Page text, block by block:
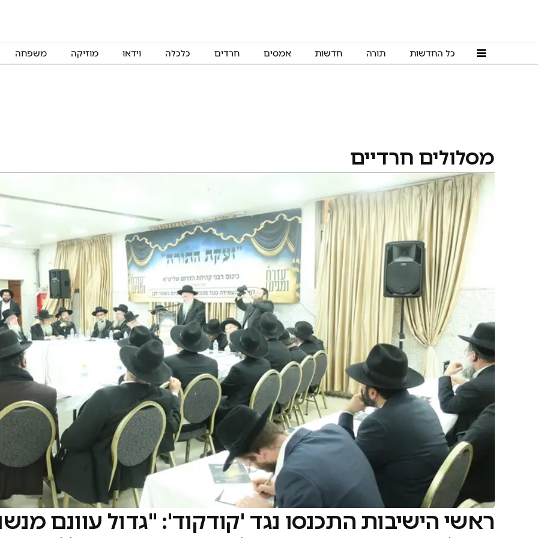
כל החדשות תורה חדשות אמסים חרדים כלכלה וידאו מוזיקה משפחה
מסלולים חרדיים
ראשי הישיבות התכנסו נגד 'קודקוד': "גדול עוונם